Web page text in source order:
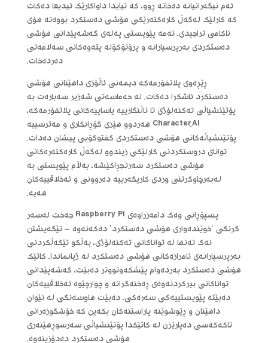
ئەم نیگەرانیانە دەخاتە ڕوو، کە تیایدا داواکارێک ئیدیعا دەکات
کە کارلێک لەگەڵ کارەکتەرێکی هۆشی دەستکرد بووەتە هۆی
ئاکامی تراجیدی. ئەمە پێویستی پەلەی گەشەپێدانی هۆشی
دەستکردی بەرپرسیارانە و پرۆتۆکۆلە پتەوەکانی سەلامەتی
دەردەخات.
ڕێڕەوی پلاتفۆرمەکە دیمەنی ئاڵۆزی داهێنانی هۆشی
دەستکرد ئاشکرا دەکات. لە حەماسەتی شەزیر سەبارەت بە
پۆتێنشیاڵی تەکنەلۆژی تا ئاڵنگارییە یاساییەکانی پلاتفۆرمەکە،
Character.AI هەردوو هێزی گۆڕانکاری و مەترسییە
پۆتێنشیاڵەکانی هۆشی دەستکردی گفتوگۆیی پیشان دەدات.
توانای دروستکردنی کارلێکی زیندوو لەگەڵ کارەکتەرەکانی
هۆشی دەستکرد سەرنجڕاکێشە، بەڵام پێویستی بە
لەبەرچاوگرتنی وردی کاریگەرییە دەروونی و ئەخلاقییەکان
هەیە.
پسپۆڕانی وەک دامەزراوەی Raspberry Pi جەخت لەسەر
گرنگی ‘خوێندەواری هۆشی دەستکرد’ دەکەنەوە – تێگەیشتن
نەک تەنها لە تواناکانی تەکنەلۆژی، بەڵکو تێکەڵکردنی
بەرپرسیارانەی ئامرازەکانی هۆشی دەستکرد لە ژیانماندا. کاتێک
هۆشی دەستکرد بەردەوام پێشکەوتووتر دەبێت، گەشەپێدانی
تواناکانی بیرکردنەوەی ڕەخنەگرانە و چوارچێوە ئەخلاقییەکان
دەبێتە پێویستییەکی سەرەکی. دەبێت هاوسەنگی لە نێوان
داهێنان و ڕێوشوێنە پاراستنەکان بکەین کە خۆشگوزەرانی
تاکەکەسی دەپارێزن لە کاتێکدا پۆتێنشیاڵی سەرسوڕهێنەری
هۆشی دەستکرد دەدۆزینەوە.